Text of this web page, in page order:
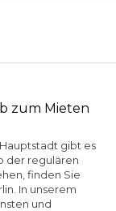
zum Mieten
gibt es
der regulären
finden Sie
In unserem
und